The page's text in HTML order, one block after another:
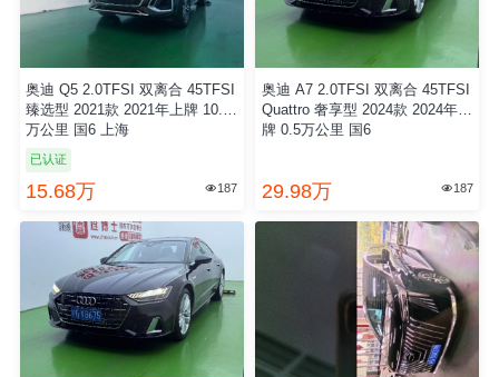
奥迪 Q5 2.0TFSI 双离合 45TFSI
臻选型 2021款 2021年上牌 10.0
万公里 国6 上海
已认证
15.68万  187
奥迪 A7 2.0TFSI 双离合 45TFSI
Quattro 奢享型 2024款 2024年上
牌 0.5万公里 国6
29.98万  187